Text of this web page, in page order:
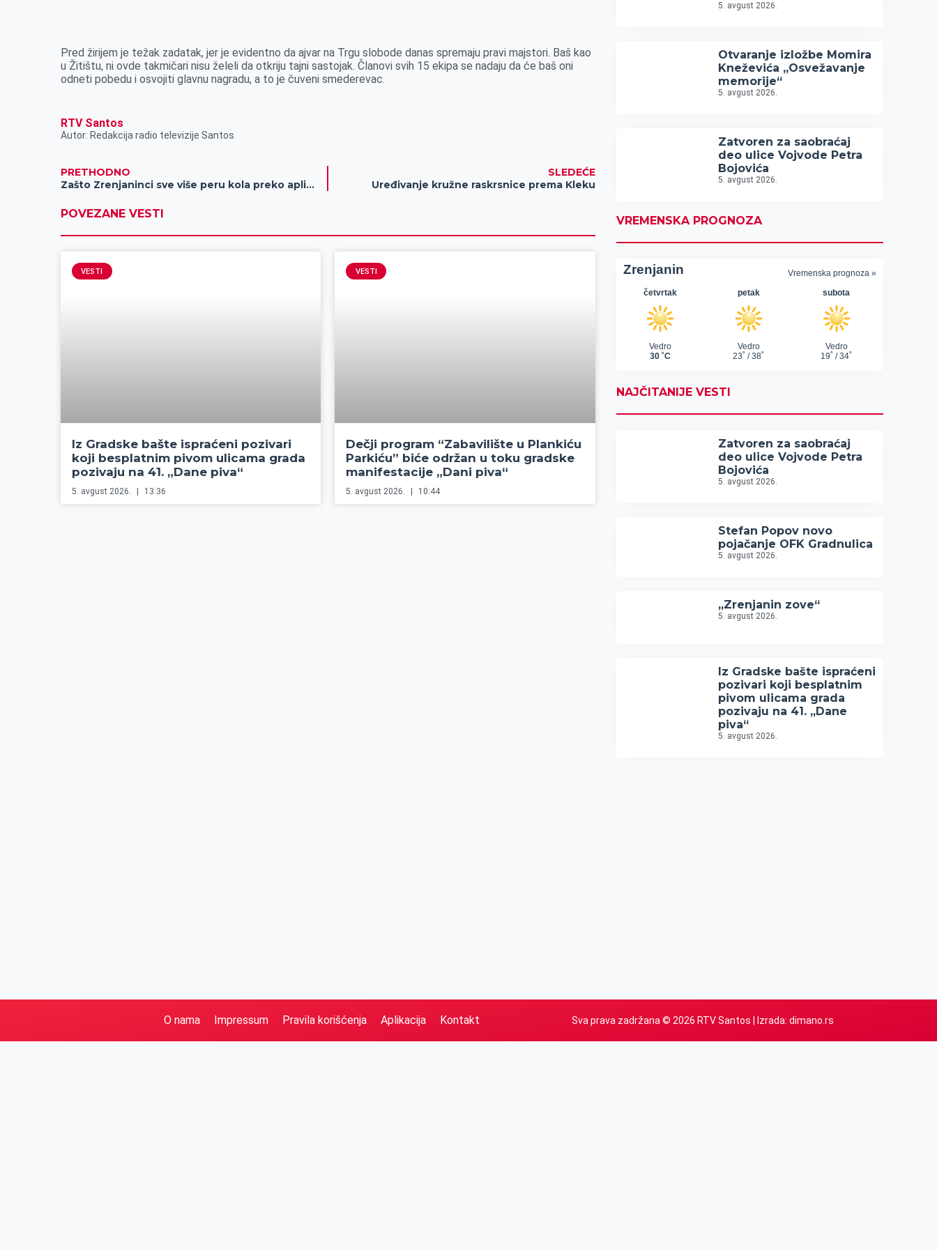
Pred žirijem je težak zadatak, jer je evidentno da ajvar na Trgu slobode danas spremaju pravi majstori. Baš kao
u Žitištu, ni ovde takmičari nisu želeli da otkriju tajni sastojak. Članovi svih 15 ekipa se nadaju da će baš oni
odneti pobedu i osvojiti glavnu nagradu, a to je čuveni smederevac.
RTV Santos
Autor: Redakcija radio televizije Santos
PRETHODNO
Zašto Zrenjaninci sve više peru kola preko aplikacije Ready2Wash
SLEDEĆE
Uređivanje kružne raskrsnice prema Kleku
POVEZANE VESTI
VESTI
Iz Gradske bašte ispraćeni pozivari
koji besplatnim pivom ulicama grada
pozivaju na 41. „Dane piva“
5. avgust 2026. 13:36
VESTI
Dečji program “Zabavilište u Plankiću
Parkiću” biće održan u toku gradske
manifestacije „Dani piva“
5. avgust 2026. 10:44
5. avgust 2026.
Otvaranje izložbe Momira
Kneževića „Osvežavanje
memorije“
5. avgust 2026.
Zatvoren za saobraćaj
deo ulice Vojvode Petra
Bojovića
5. avgust 2026.
VREMENSKA PROGNOZA
NAJČITANIJE VESTI
Zatvoren za saobraćaj
deo ulice Vojvode Petra
Bojovića
5. avgust 2026.
Stefan Popov novo
pojačanje OFK Gradnulica
5. avgust 2026.
„Zrenjanin zove“
5. avgust 2026.
Iz Gradske bašte ispraćeni
pozivari koji besplatnim
pivom ulicama grada
pozivaju na 41. „Dane
piva“
5. avgust 2026.
O nama Impressum Pravila korišćenja Aplikacija Kontakt Sva prava zadržana © 2026 RTV Santos | Izrada: dimano.rs